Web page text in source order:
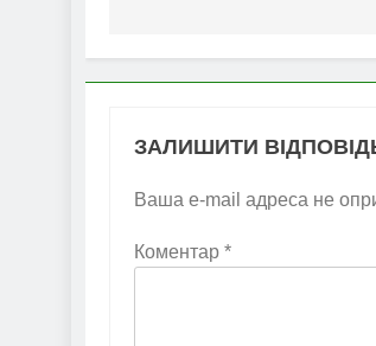
ЗАЛИШИТИ
Ваша e-mail адреса не
Коментар *